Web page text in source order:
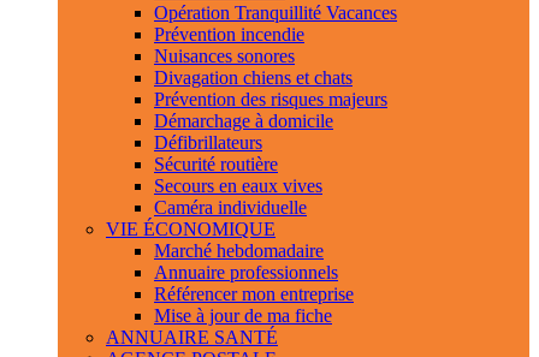
Opération Tranquillité Vacances
Prévention incendie
Nuisances sonores
Divagation chiens et chats
Prévention des risques majeurs
Démarchage à domicile
Défibrillateurs
Sécurité routière
Secours en eaux vives
Caméra individuelle
VIE ÉCONOMIQUE
Marché hebdomadaire
Annuaire professionnels
Référencer mon entreprise
Mise à jour de ma fiche
ANNUAIRE SANTÉ